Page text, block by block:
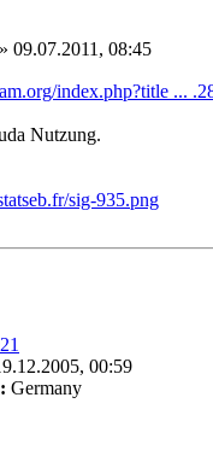
» 09.07.2011, 08:45
index.php?title ...
Nutzung.
sig-935.png
00:59
Germany